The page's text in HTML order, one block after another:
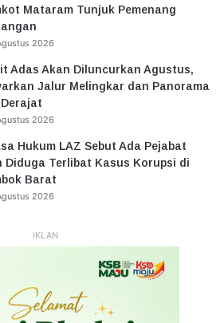
Mataram Tunjuk Pemenang
2026
Adas Akan Diluncurkan Agustus,
Jalur Melingkar dan Panorama
2026
Hukum LAZ Sebut Ada Pejabat
Diduga Terlibat Kasus Korupsi di
Barat
2026
IKLAN